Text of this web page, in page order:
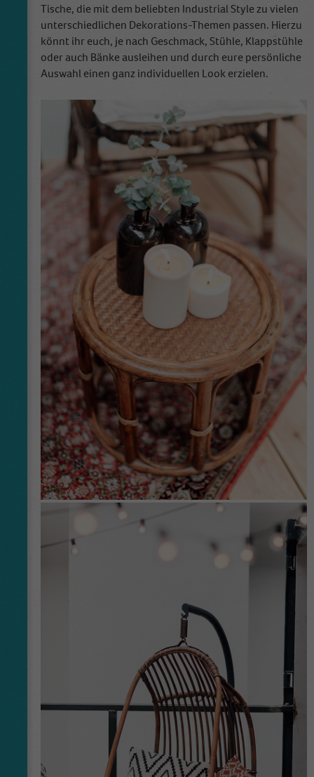
Tische, die mit dem beliebten Industrial Style zu vielen
unterschiedlichen Dekorations-Themen passen. Hierzu
könnt ihr euch, je nach Geschmack, Stühle, Klappstühle
oder auch Bänke ausleihen und durch eure persönliche
Auswahl einen ganz individuellen Look erzielen.
Zweck
creating an analytics report of how the
wbsite is doing. The data collected including
the number visitors, the source where they
have come from, and the pages viisted in an
anonymous form.